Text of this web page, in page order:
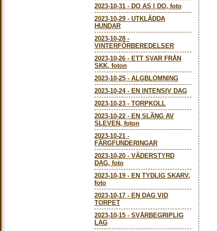
2023-10-31 - DO AS I DO, foto
2023-10-29 - UTKLÄDDA
HUNDAR
2023-10-28 -
VINTERFÖRBEREDELSER
2023-10-26 - ETT SVAR FRÅN
SKK, foton
2023-10-25 - ALGBLOMNING
2023-10-24- EN INTENSIV DAG
2023-10-23 - TORPKOLL
2023-10-22 - EN SLÄNG AV
SLEVEN, foton
2023-10-21 -
FÄRGFUNDERINGAR
2023-10-20 - VÄDERSTYRD
DAG, foto
2023-10-19 - EN TYDLIG SKARV,
foto
2023-10-17 - EN DAG VID
TORPET
2023-10-15 - SVÅRBEGRIPLIG
LAG